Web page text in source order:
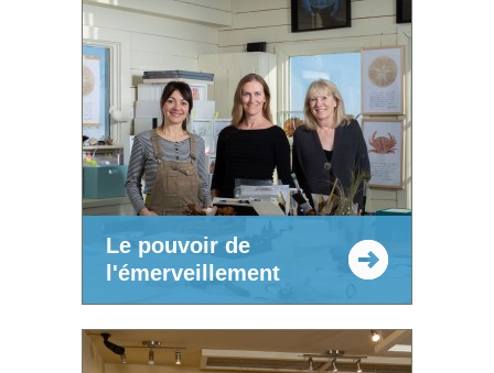
Le pouvoir de
l'émerveillement